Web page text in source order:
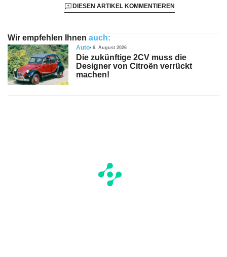
DIESEN ARTIKEL KOMMENTIEREN
Wir empfehlen Ihnen auch:
Auto 6. August 2026
Die zukünftige 2CV muss die
Designer von Citroën verrückt
machen!